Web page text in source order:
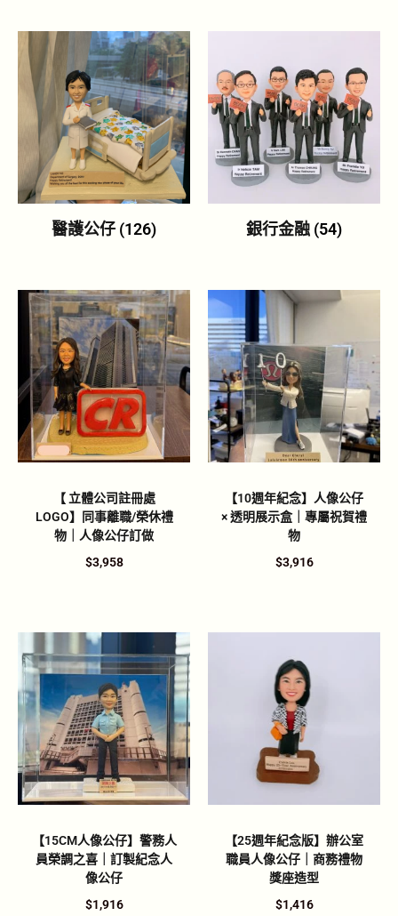
醫護公仔 (126) 銀行金融 (54)
【 立體公司註冊處
LOGO】同事離職/榮休禮
物｜人像公仔訂做
$3,958
【10週年紀念】人像公仔
× 透明展示盒｜專屬祝賀禮
物
$3,916
【15CM人像公仔】警務人
員榮調之喜｜訂製紀念人
像公仔
$1,916
【25週年紀念版】辦公室
職員人像公仔｜商務禮物
獎座造型
$1,416